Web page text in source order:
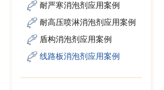
耐严寒消泡剂应用案例
耐高压喷淋消泡剂应用案例
盾构消泡剂应用案例
线路板消泡剂应用案例